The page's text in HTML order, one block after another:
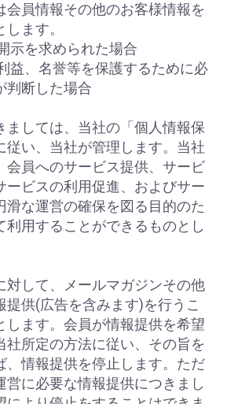
会員情報その他のお客様情報を
ます。
示を求められた場合
益、名誉等を保護するために必
判断した場合
ましては、当社の「個人情報保
従い、当社が管理します。当社
会員へのサービス提供、サービ
ービスの利用促進、およびサー
滑な運営の確保を図る目的のた
利用することができるものとし
対して、メールマガジンその他
提供(広告を含みます)を行うこ
します。会員が情報提供を希望
社所定の方法に従い、その旨を
、情報提供を停止します。ただ
営に必要な情報提供につきまし